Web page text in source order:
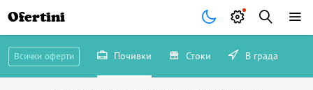
Ofertini
Всички оферти Почивки Стоки В града